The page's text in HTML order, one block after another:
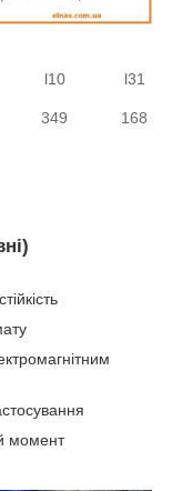
l10 l31
349 168
момент